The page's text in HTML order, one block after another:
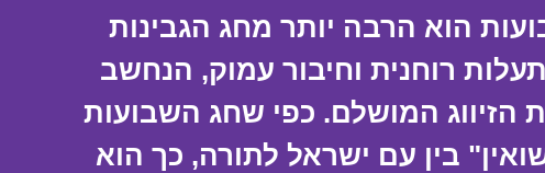
הוא הרבה יותר מחג הגבינות
רוחנית וחיבור עמוק, הנחשב
הזיווג המושלם. כפי שחג השבועות
בין עם ישראל לתורה, כך הוא